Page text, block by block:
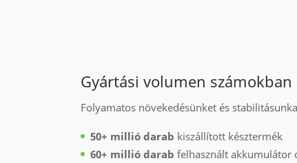
Gyártási volumen számokban
Folyamatos növekedésünket és
50+ millió darab kiszállított késztermék
60+ millió darab felhasznált akkumulátor